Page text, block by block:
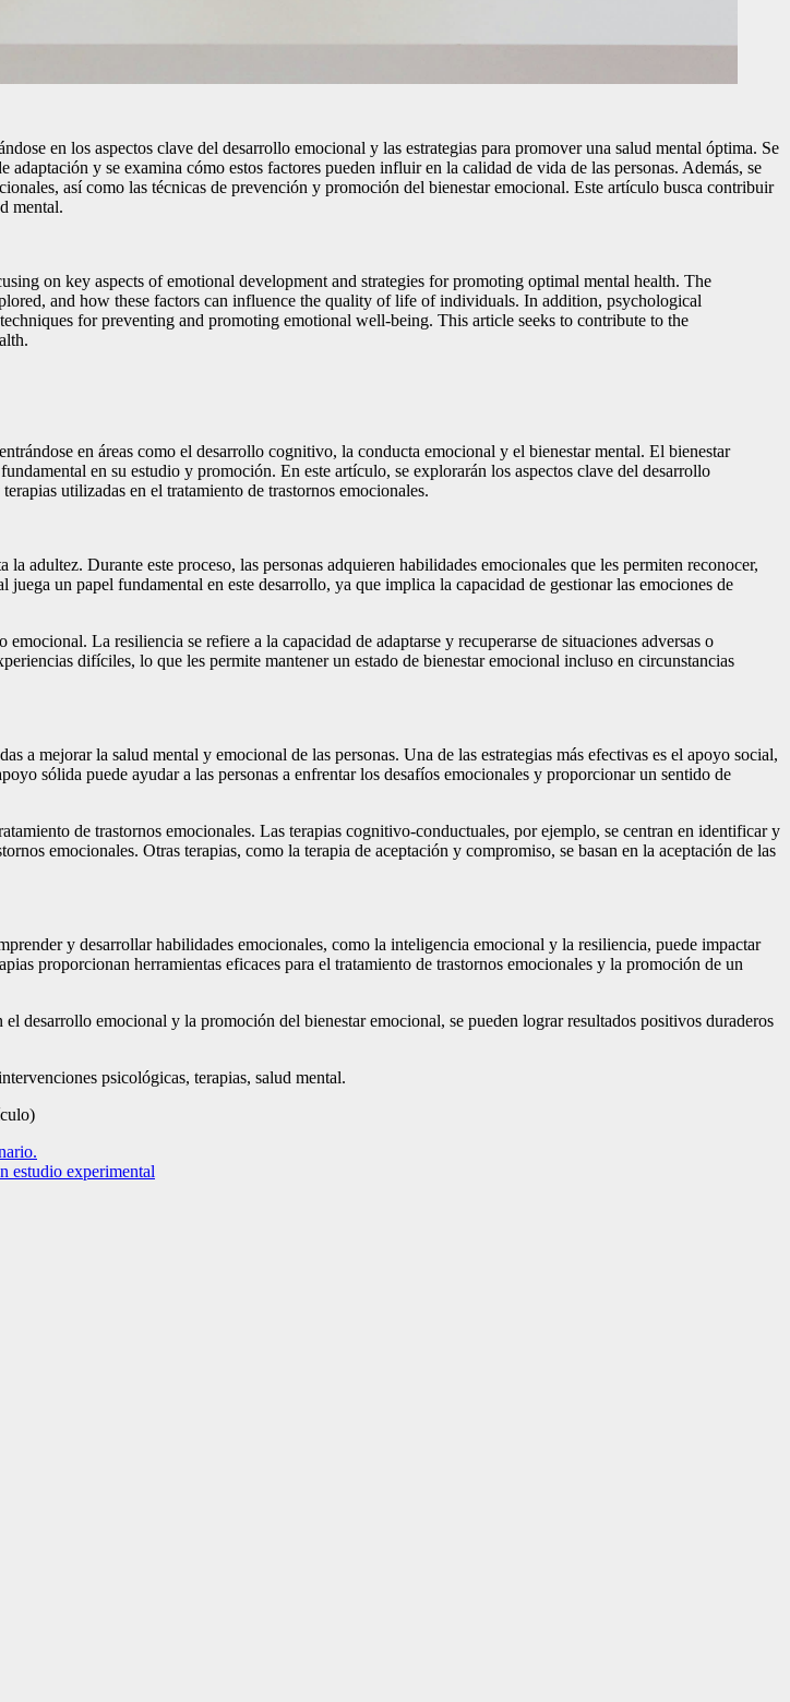
en los aspectos clave del desarrollo emocional y las estrategias para promover una salud mental óptima. Se
y se examina cómo estos factores pueden influir en la calidad de vida de las personas. Además, se
así como las técnicas de prevención y promoción del bienestar emocional. Este artículo busca contribuir
mental.
on key aspects of emotional development and strategies for promoting optimal mental health. The
and how these factors can influence the quality of life of individuals. In addition, psychological
for preventing and promoting emotional well-being. This article seeks to contribute to the
en áreas como el desarrollo cognitivo, la conducta emocional y el bienestar mental. El bienestar
en su estudio y promoción. En este artículo, se explorarán los aspectos clave del desarrollo
utilizadas en el tratamiento de trastornos emocionales.
adultez. Durante este proceso, las personas adquieren habilidades emocionales que les permiten reconocer,
un papel fundamental en este desarrollo, ya que implica la capacidad de gestionar las emociones de
La resiliencia se refiere a la capacidad de adaptarse y recuperarse de situaciones adversas o
difíciles, lo que les permite mantener un estado de bienestar emocional incluso en circunstancias
a mejorar la salud mental y emocional de las personas. Una de las estrategias más efectivas es el apoyo social,
sólida puede ayudar a las personas a enfrentar los desafíos emocionales y proporcionar un sentido de
de trastornos emocionales. Las terapias cognitivo-conductuales, por ejemplo, se centran en identificar y
emocionales. Otras terapias, como la terapia de aceptación y compromiso, se basan en la aceptación de las
y desarrollar habilidades emocionales, como la inteligencia emocional y la resiliencia, puede impactar
proporcionan herramientas eficaces para el tratamiento de trastornos emocionales y la promoción de un
desarrollo emocional y la promoción del bienestar emocional, se pueden lograr resultados positivos duraderos
psicológicas, terapias, salud mental.
estudio experimental